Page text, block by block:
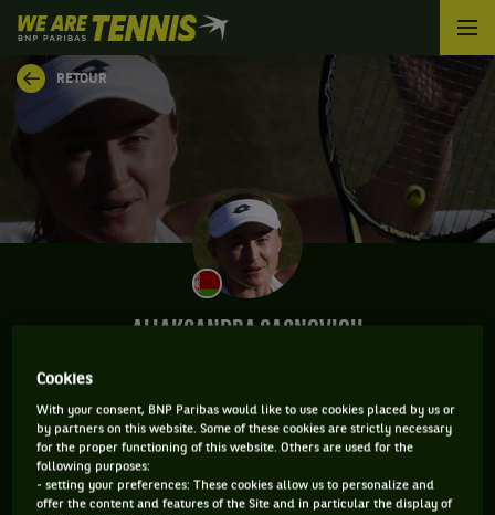
We
are
Tennis
by
Paribas
RETOUR
ALIAKSANDRA SASNOVICH
CLASSEMENT DE ALIAKSANDRA SASNOVICH ET
INFORMATIONS DE LA JOUEUSE
Cookies
With your consent, BNP Paribas would like to use cookies placed by us or
by partners on this website. Some of these cookies are strictly necessary
for the proper functioning of this website. Others are used for the
following purposes:
- setting your preferences: These cookies allow us to personalize and
offer the content and features of the Site and in particular the display of